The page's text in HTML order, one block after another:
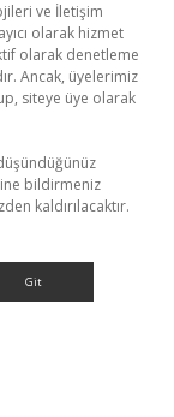
ve İletişim
olarak hizmet
olarak denetleme
Ancak, üyelerimiz
siteye üye olarak
bildirmeniz
kaldırılacaktır.